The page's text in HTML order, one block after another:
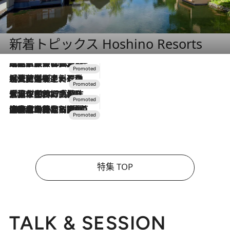
新着トピックス Hoshino Resorts
2026.7.31
【ホテル帰省】という選択肢をOMOが提案。家族とほどよい距離を保つには「昼は実家、夜は気兼ねなくホテルで！」
2026.7.24
【夏限定ディナーコース】旬を迎える稚鮎や花ズッキーニなどをイタリア・トスカーナの郷土料理の手法で満喫！
2026.7.17
「土佐和ハーブかき氷」がOMO7高知に登場！生姜、山椒、大葉など目にも舌にも涼を呼ぶ郷土の味
2026.7.10
NEW OPEN！【界 草津】名湯の地に誕生。趣の異なる2種の温泉と上州ならではの会席・蕎麦割烹など美食を味わう究極の癒やし旅
特集 TOP
TALK & SESSION